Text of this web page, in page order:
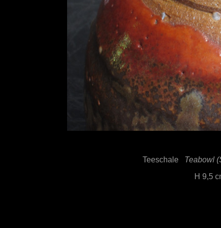
Teeschale Teabowl
H 9,5